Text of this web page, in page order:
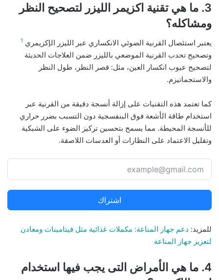
3. ما هي تقنية اكزيمر الليزر لتصحيح النظر
ومشاكله؟
يعتبر استئصال القرنية الضوئي الانكساري عبر الليزر الإكزيمري 1
وتصحيح تحدب القرنية الموضعي بالليزر ضمن العلاجات الحديثة
لتصحيح عيوب انكسار العين، مثل: قصر النظر، طول النظر
والاستجماتيزم.
كما تعتمد هذه التقنيات على إزالة أنسجة دقيقة من القرنية عبر
استخدام طاقة الأشعة فوق البنفسجية دون التسبب بضرر حراري
للأنسجة المحيطة. مما يسمح بتحسين تركيز الضوء على الشبكية
وتقليل الاعتماد على النظارات أو العدسات اللاصقة.
اشتراك
للمزيد: دعم جهاز المناعة: مكملات غذائية مثل فيتامينات ومعادن
لتعزيز جهاز المناعة
4. ما هي الأمراض التى يجب فيها استخدام